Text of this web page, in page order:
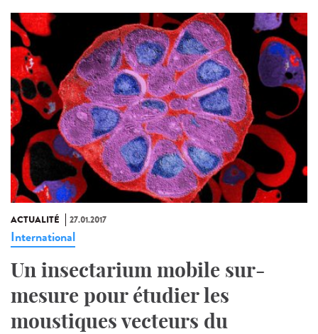
ACTUALITÉ 27.01.2017
International
Un insectarium mobile sur-
mesure pour étudier les
moustiques vecteurs du